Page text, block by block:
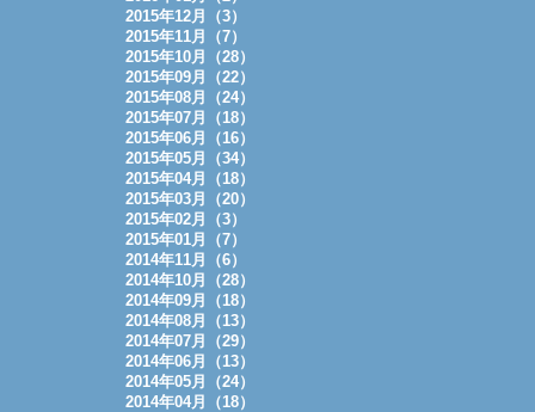
2015年12月（3）
2015年11月（7）
2015年10月（28）
2015年09月（22）
2015年08月（24）
2015年07月（18）
2015年06月（16）
2015年05月（34）
2015年04月（18）
2015年03月（20）
2015年02月（3）
2015年01月（7）
2014年11月（6）
2014年10月（28）
2014年09月（18）
2014年08月（13）
2014年07月（29）
2014年06月（13）
2014年05月（24）
2014年04月（18）